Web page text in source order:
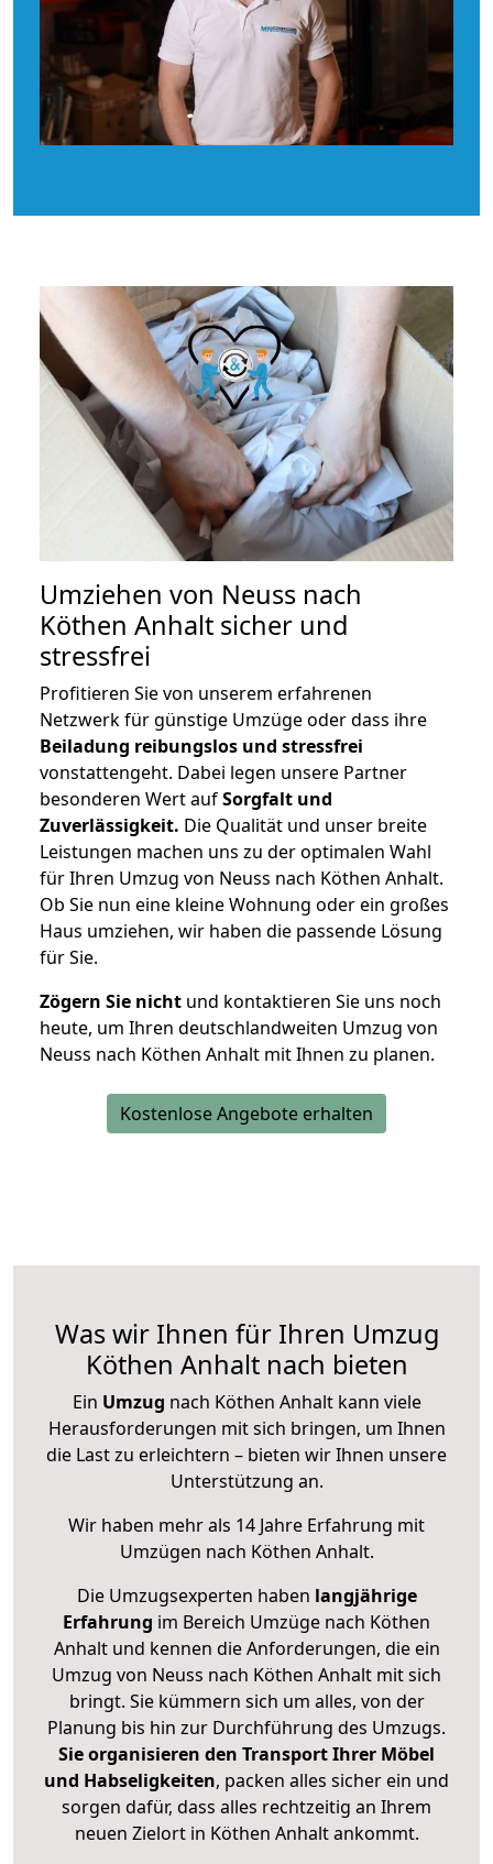
Umziehen von Neuss nach
Köthen Anhalt sicher und
stressfrei
Profitieren Sie von unserem erfahrenen
Netzwerk für günstige Umzüge oder dass ihre
Beiladung reibungslos und stressfrei
vonstattengeht. Dabei legen unsere Partner
besonderen Wert aufSorgfalt und
Zuverlässigkeit. Die Qualität und unser breite
Leistungen machen uns zu der optimalen Wahl
für Ihren Umzug von Neuss nach Köthen Anhalt.
Ob Sie nun eine kleine Wohnung oder ein großes
Haus umziehen, wir haben die passende Lösung
für Sie.
Zögern Sie nicht und kontaktieren Sie uns noch
heute, um Ihren deutschlandweiten Umzug von
Neuss nach Köthen Anhalt mit Ihnen zu planen.
Kostenlose Angebote erhalten
Was wir Ihnen für Ihren Umzug
Köthen Anhalt nach bieten
Ein Umzug nach Köthen Anhalt kann viele
Herausforderungen mit sich bringen, um Ihnen
die Last zu erleichtern – bieten wir Ihnen unsere
Unterstützung an.
Wir haben mehr als 14 Jahre Erfahrung mit
Umzügen nach Köthen Anhalt.
Die Umzugsexperten haben langjährige
Erfahrung im Bereich Umzüge nach Köthen
Anhalt und kennen die Anforderungen, die ein
Umzug von Neuss nach Köthen Anhalt mit sich
bringt. Sie kümmern sich um alles, von der
Planung bis hin zur Durchführung des Umzugs.
Sie organisieren den Transport Ihrer Möbel
und Habseligkeiten, packen alles sicher ein und
sorgen dafür, dass alles rechtzeitig an Ihrem
neuen Zielort in Köthen Anhalt ankommt.